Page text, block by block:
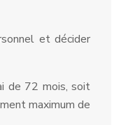
et décider
de 72 mois, soit
maximum de